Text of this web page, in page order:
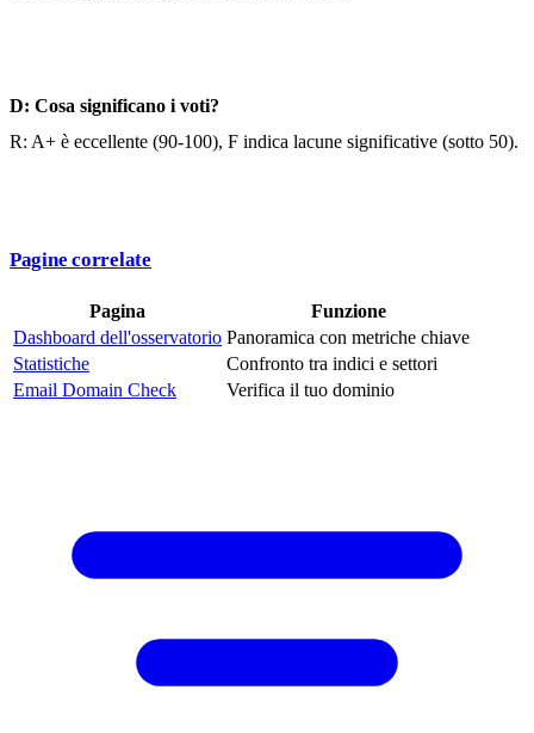
D: Cosa significano i voti?
R: A+ è eccellente (90-100), F indica lacune significative (sotto 50).
Pagine correlate
Pagina
Funzione
Dashboard dell'osservatorio Panoramica con metriche chiave
Statistiche
Confronto tra indici e settori
Email Domain Check
Verifica il tuo dominio